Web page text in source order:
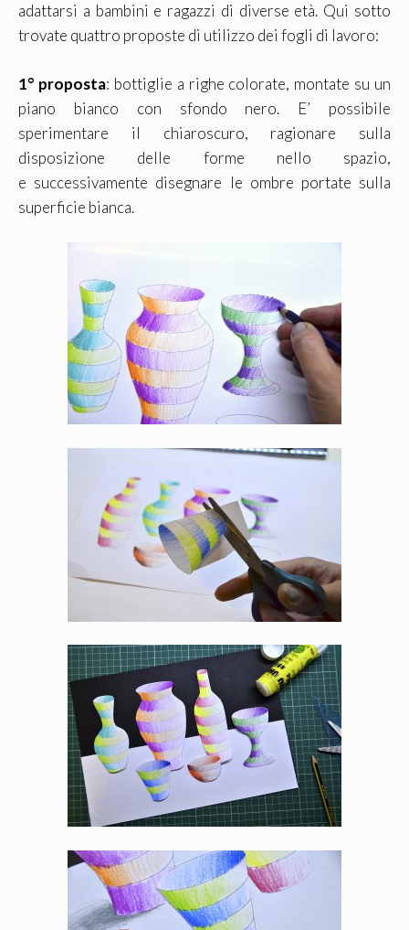
adattarsi a bambini e ragazzi di diverse età. Qui sotto
trovate quattro proposte di utilizzo dei fogli di lavoro:
1° proposta: bottiglie a righe colorate, montate su un
piano bianco con sfondo nero. E’ possibile
sperimentare il chiaroscuro, ragionare sulla
disposizione delle forme nello spazio,
e successivamente disegnare le ombre portate sulla
superficie bianca.